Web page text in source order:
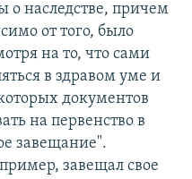
о наследстве, причем
от того, было
на то, что сами
в здравом уме и
документов
на первенство в
завещание".
завещал свое